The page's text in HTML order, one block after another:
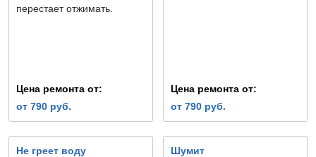
перестает отжимать.
Цена ремонта от:
от 790 руб.
Цена ремонта от:
от 790 руб.
Не греет воду Шумит